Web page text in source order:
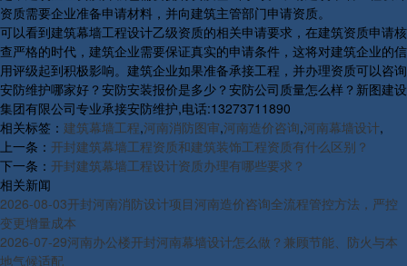
资质需要企业准备申请材料，并向建筑主管部门申请资质。
可以看到建筑幕墙工程设计乙级资质的相关申请要求，在建筑资质申请核
查严格的时代，建筑企业需要保证真实的申请条件，这将对建筑企业的信
用评级起到积极影响。建筑企业如果准备承接工程，并办理资质可以咨询
安防维护哪家好？安防安装报价是多少？安防公司质量怎么样？新图建设
集团有限公司专业承接安防维护,电话:13273711890
相关标签： 建筑幕墙工程,河南消防图审,河南造价咨询,河南幕墙设计,
上一条： 开封建筑幕墙工程资质和建筑装饰工程资质有什么区别？
下一条： 开封建筑幕墙工程设计资质办理有哪些要求？
相关新闻
2026-08-03开封河南消防设计项目河南造价咨询全流程管控方法，严控
变更增量成本
2026-07-29河南办公楼开封河南幕墙设计怎么做？兼顾节能、防火与本
地气候适配